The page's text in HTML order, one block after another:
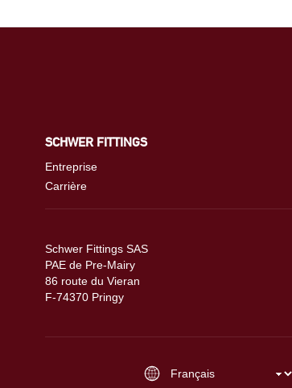
SCHWER FITTINGS
Entreprise
Carrière
Schwer Fittings SAS
PAE de Pre-Mairy
86 route du Vieran
F-74370 Pringy